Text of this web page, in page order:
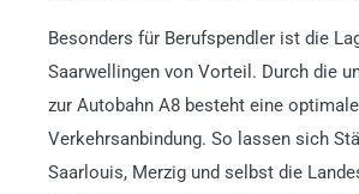
Besonders für Berufspendler ist die
Saarwellingen von Vorteil. Durch die
zur Autobahn A8 besteht eine optimale
Verkehrsanbindung. So lassen sich
Saarlouis, Merzig und selbst die